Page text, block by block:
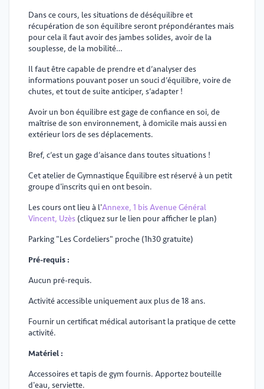
Dans ce cours, les situations de déséquilibre et
récupération de son équilibre seront prépondérantes mais
pour cela il faut avoir des jambes solides, avoir de la
souplesse, de la mobilité…
Il faut être capable de prendre et d’analyser des
informations pouvant poser un souci d’équilibre, voire de
chutes, et tout de suite anticiper, s’adapter !
Avoir un bon équilibre est gage de confiance en soi, de
maîtrise de son environnement, à domicile mais aussi en
extérieur lors de ses déplacements.
Bref, c’est un gage d’aisance dans toutes situations !
Cet atelier de Gymnastique Équilibre est réservé à un petit
groupe d'inscrits qui en ont besoin.
Les cours ont lieu à l'Annexe, 1 bis Avenue Général
Vincent, Uzès (cliquez sur le lien pour afficher le plan)
Parking "Les Cordeliers" proche (1h30 gratuite)
Pré-requis :
Aucun pré-requis.
Activité accessible uniquement aux plus de 18 ans.
Fournir un certificat médical autorisant la pratique de cette
activité.
Matériel :
Accessoires et tapis de gym fournis. Apportez bouteille
d'eau, serviette.